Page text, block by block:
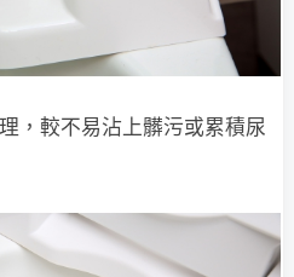
，較不易沾上髒污或累積尿